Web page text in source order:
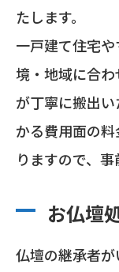
たします。
一戸建て住宅
境・地域に合
が丁寧に搬出
かる費用面の
りますので、事
お仏壇
仏壇の継承者